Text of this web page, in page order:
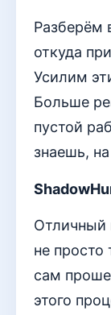
Разберём
откуда
Усилим
Больше
пустой
знаешь,
Отличный
не просто
сам
этого